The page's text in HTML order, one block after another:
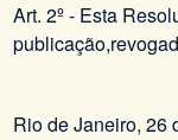
Art. 2º - Esta
Rio de Janeiro, 26